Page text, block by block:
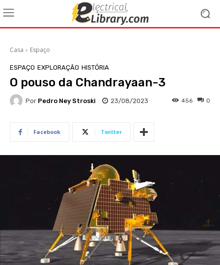
Casa Espaço
ESPAÇO EXPLORAÇÃO HISTÓRIA
O pouso da Chandrayaan-3
Por Pedro Ney Stroski 23/08/2023 0
456
Facebook Twitter